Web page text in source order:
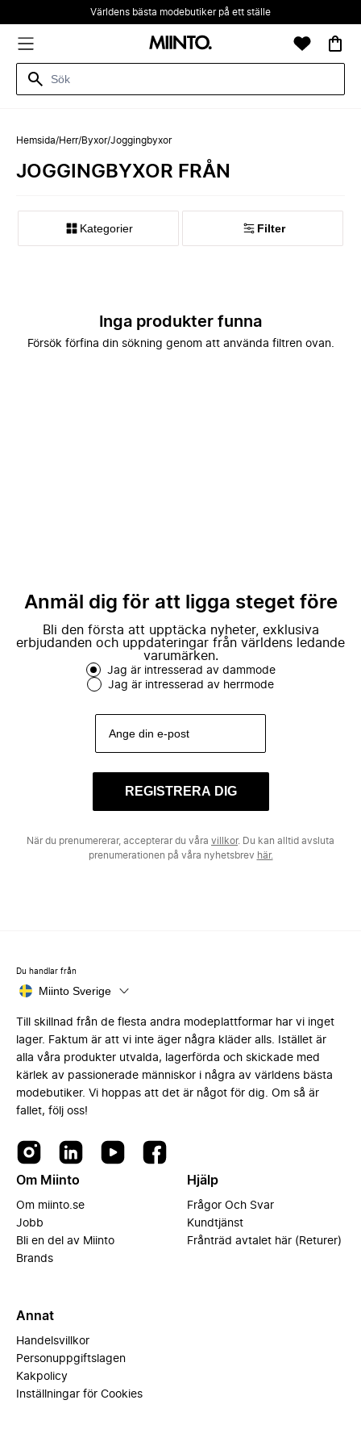
Världens bästa modebutiker på ett ställe
Hemsida/Herr/Byxor/Joggingbyxor
JOGGINGBYXOR FRÅN
Kategorier Filter
Inga produkter funna
Försök förfina din sökning genom att använda filtren ovan.
Anmäl dig för att ligga steget före
Bli den första att upptäcka nyheter, exklusiva
erbjudanden och uppdateringar från världens ledande
varumärken.
Jag är intresserad av dammode
Jag är intresserad av herrmode
REGISTRERA DIG
När du prenumererar, accepterar du våra villkor. Du kan alltid avsluta
prenumerationen på våra nyhetsbrev här.
Du handlar från
Miinto Sverige
Till skillnad från de flesta andra modeplattformar har vi inget
lager. Faktum är att vi inte äger några kläder alls. Istället är
alla våra produkter utvalda, lagerförda och skickade med
kärlek av passionerade människor i några av världens bästa
modebutiker. Vi hoppas att det är något för dig. Om så är
fallet, följ oss!
Om Miinto
Om miinto.se
Jobb
Bli en del av Miinto
Brands
Hjälp
Frågor Och Svar
Kundtjänst
Frånträd avtalet här (Returer)
Annat
Handelsvillkor
Personuppgiftslagen
Kakpolicy
Inställningar för Cookies